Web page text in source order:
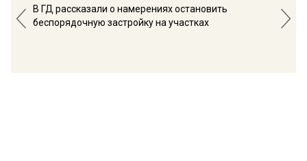
В ГД рассказали о намерениях остановить
беспорядочную застройку на участках